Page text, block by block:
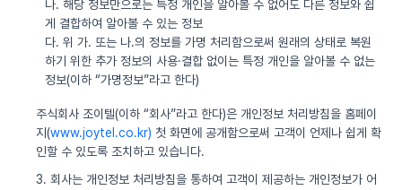
나. 해당 정보만으로는 특정 개인을 알아볼 수 없어도 다른 정보와 쉽
게 결합하여 알아볼 수 있는 정보
다. 위 가. 또는 나.의 정보를 가명 처리함으로써 원래의 상태로 복원
하기 위한 추가 정보의 사용·결합 없이는 특정 개인을 알아볼 수 없는
정보(이하 “가명정보”라고 한다)
주식회사 조이텔(이하 “회사”라고 한다)은 개인정보 처리방침을 홈페이
지(www.joytel.co.kr) 첫 화면에 공개함으로써 고객이 언제나 쉽게 확
인할 수 있도록 조치하고 있습니다.
3. 회사는 개인정보 처리방침을 통하여 고객이 제공하는 개인정보가 어